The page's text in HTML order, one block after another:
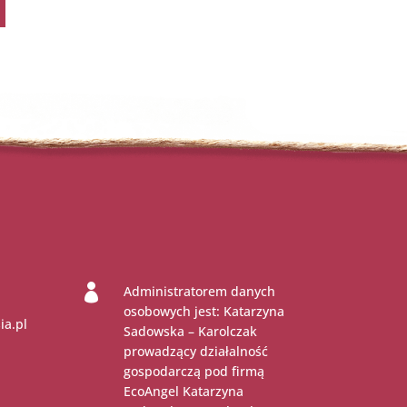

Administratorem danych
osobowych jest: Katarzyna
Sadowska – Karolczak
prowadzący działalność
gospodarczą pod firmą
EcoAngel Katarzyna